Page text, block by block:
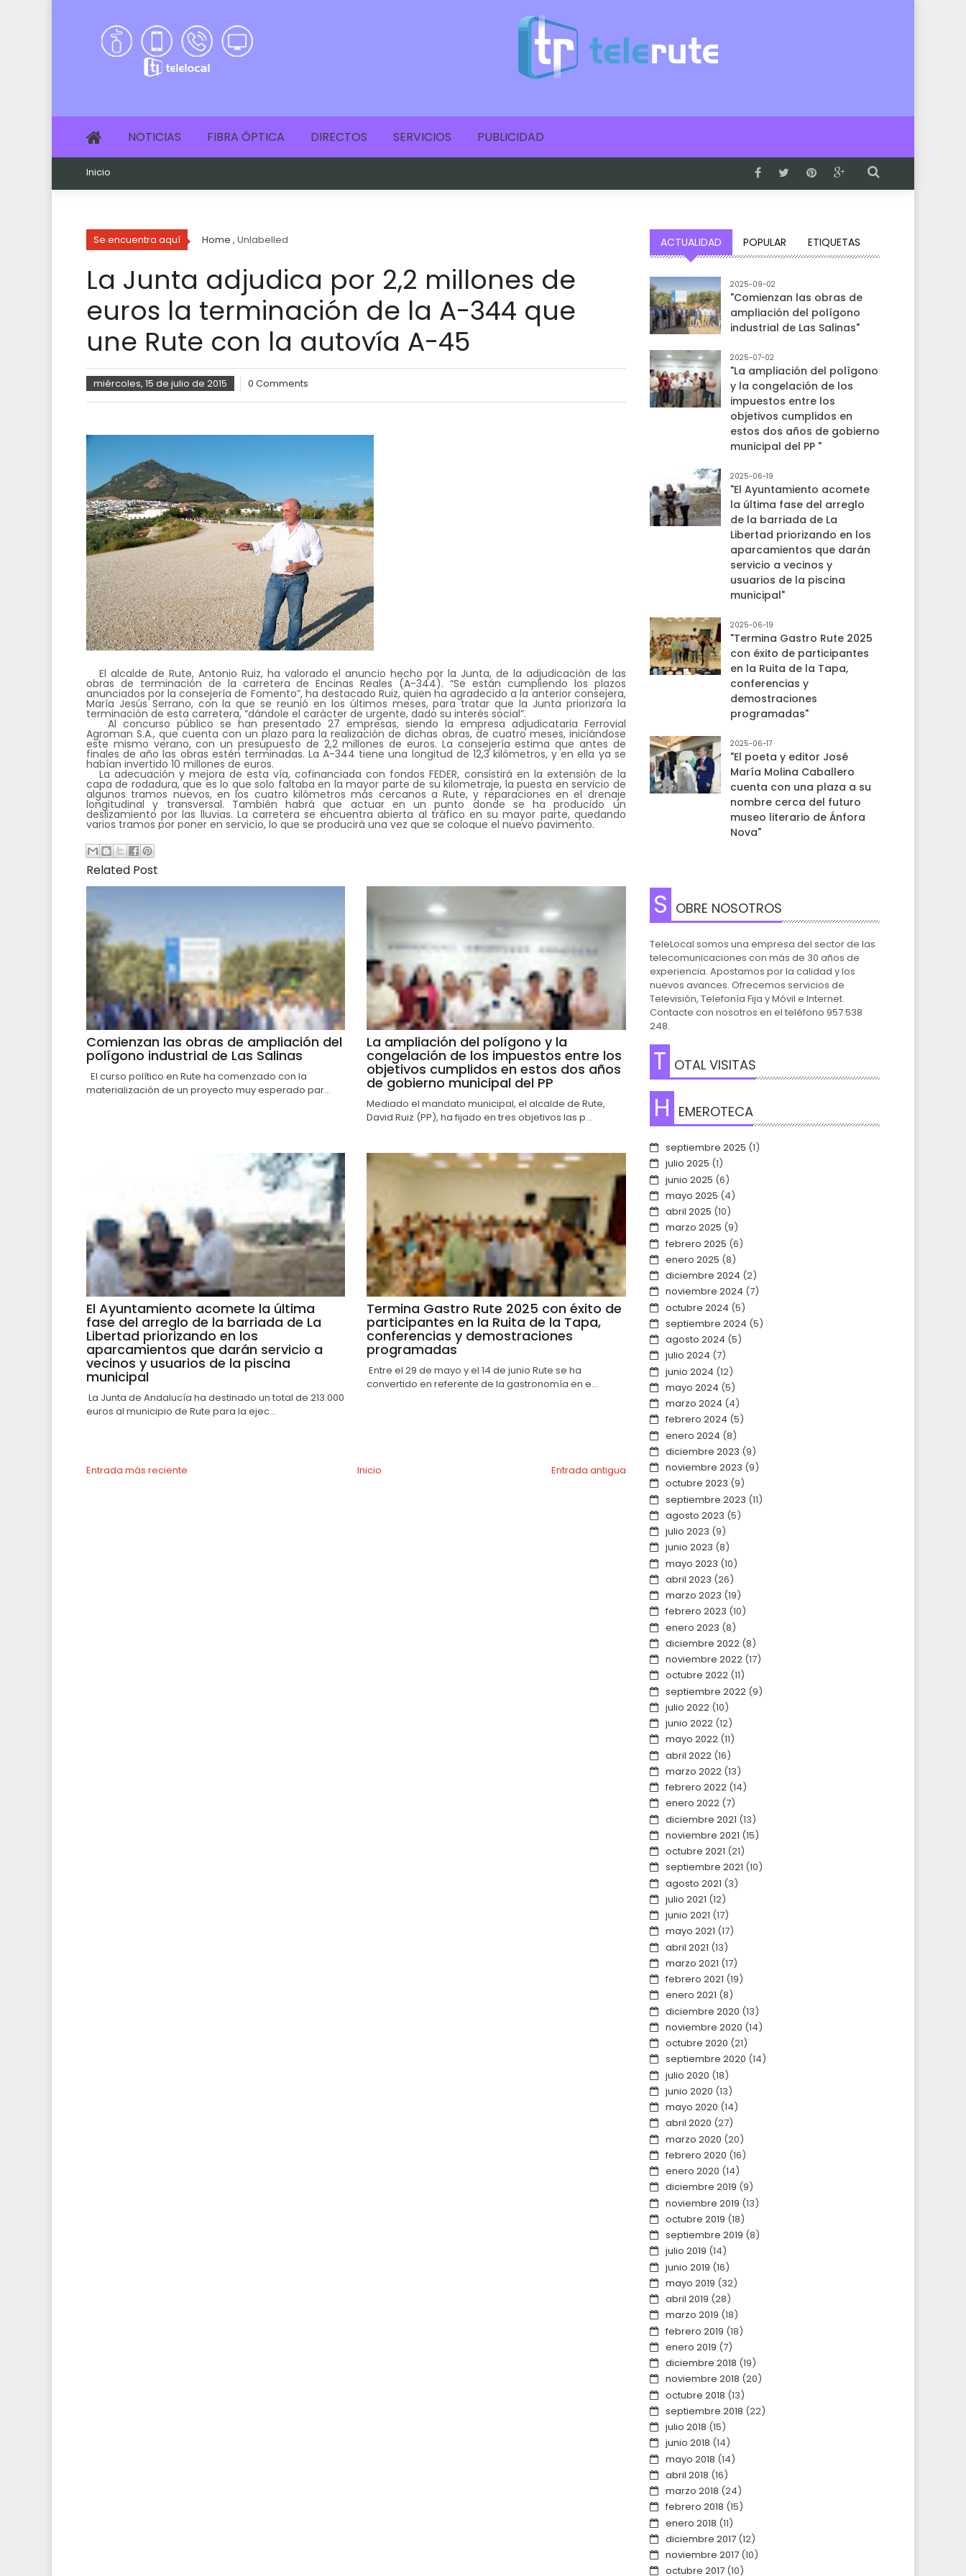
NOTICIAS FIBRA ÓPTICA DIRECTOS SERVICIOS PUBLICIDAD
Inicio
Se encuentra aquí Home , Unlabelled
La Junta adjudica por 2,2 millones de
euros la terminación de la A-344 que
une Rute con la autovía A-45
miércoles, 15 de julio de 2015 0 Comments
El alcalde de Rute, Antonio Ruiz, ha valorado el anuncio hecho por la Junta, de la adjudicación de las
obras de terminación de la carretera de Encinas Reales (A-344). “Se están cumpliendo los plazos
anunciados por la consejería de Fomento”, ha destacado Ruiz, quien ha agradecido a la anterior consejera,
María Jesús Serrano, con la que se reunió en los últimos meses, para tratar que la Junta priorizara la
terminación de esta carretera, “dándole el carácter de urgente, dado su interés social”.
Al concurso público se han presentado 27 empresas, siendo la empresa adjudicataria Ferrovial
Agroman S.A., que cuenta con un plazo para la realización de dichas obras, de cuatro meses, iniciándose
este mismo verano, con un presupuesto de 2,2 millones de euros. La consejería estima que antes de
finales de año las obras estén terminadas. La A-344 tiene una longitud de 12,3 kilómetros, y en ella ya se
habían invertido 10 millones de euros.
La adecuación y mejora de esta vía, cofinanciada con fondos FEDER, consistirá en la extensión de la
capa de rodadura, que es lo que solo faltaba en la mayor parte de su kilometraje, la puesta en servicio de
algunos tramos nuevos, en los cuatro kilómetros más cercanos a Rute, y reparaciones en el drenaje
longitudinal y transversal. También habrá que actuar en un punto donde se ha producido un
deslizamiento por las lluvias. La carretera se encuentra abierta al tráfico en su mayor parte, quedando
varios tramos por poner en servicio, lo que se producirá una vez que se coloque el nuevo pavimento.
Related Post
Comienzan las obras de ampliación del
polígono industrial de Las Salinas
El curso político en Rute ha comenzado con la
materialización de un proyecto muy esperado par...
La ampliación del polígono y la
congelación de los impuestos entre los
objetivos cumplidos en estos dos años
de gobierno municipal del PP
Mediado el mandato municipal, el alcalde de Rute,
David Ruiz (PP), ha fijado en tres objetivos las p...
El Ayuntamiento acomete la última
fase del arreglo de la barriada de La
Libertad priorizando en los
aparcamientos que darán servicio a
vecinos y usuarios de la piscina
municipal
La Junta de Andalucía ha destinado un total de 213.000
euros al municipio de Rute para la ejec...
Termina Gastro Rute 2025 con éxito de
participantes en la Ruita de la Tapa,
conferencias y demostraciones
programadas
Entre el 29 de mayo y el 14 de junio Rute se ha
convertido en referente de la gastronomía en e...
Entrada más reciente Entrada antigua
Inicio
ACTUALIDAD POPULAR ETIQUETAS
2025-09-02
"Comienzan las obras de
ampliación del polígono
industrial de Las Salinas"
2025-07-02
"La ampliación del polígono
y la congelación de los
impuestos entre los
objetivos cumplidos en
estos dos años de gobierno
municipal del PP "
2025-06-19
"El Ayuntamiento acomete
la última fase del arreglo
de la barriada de La
Libertad priorizando en los
aparcamientos que darán
servicio a vecinos y
usuarios de la piscina
municipal"
2025-06-19
"Termina Gastro Rute 2025
con éxito de participantes
en la Ruita de la Tapa,
conferencias y
demostraciones
programadas"
2025-06-17
"El poeta y editor José
María Molina Caballero
cuenta con una plaza a su
nombre cerca del futuro
museo literario de Ánfora
Nova"
S OBRE NOSOTROS
TeleLocal somos una empresa del sector de las
telecomunicaciones con más de 30 años de
experiencia. Apostamos por la calidad y los
nuevos avances. Ofrecemos servicios de
Televisión, Telefonía Fija y Móvil e Internet.
Contacte con nosotros en el teléfono 957 538
248.
T OTAL VISITAS
H EMEROTECA
septiembre 2025 (1)
julio 2025 (1)
junio 2025 (6)
mayo 2025 (4)
abril 2025 (10)
marzo 2025 (9)
febrero 2025 (6)
enero 2025 (8)
diciembre 2024 (2)
noviembre 2024 (7)
octubre 2024 (5)
septiembre 2024 (5)
agosto 2024 (5)
julio 2024 (7)
junio 2024 (12)
mayo 2024 (5)
marzo 2024 (4)
febrero 2024 (5)
enero 2024 (8)
diciembre 2023 (9)
noviembre 2023 (9)
octubre 2023 (9)
septiembre 2023 (11)
agosto 2023 (5)
julio 2023 (9)
junio 2023 (8)
mayo 2023 (10)
abril 2023 (26)
marzo 2023 (19)
febrero 2023 (10)
enero 2023 (8)
diciembre 2022(8)
noviembre 2022(17)
octubre 2022(11)
septiembre 2022(9)
julio 2022(10)
junio 2022(12)
mayo 2022(11)
abril 2022(16)
marzo 2022(13)
febrero 2022(14)
enero 2022(7)
diciembre 2021 (13)
noviembre 2021 (15)
octubre 2021 (21)
septiembre 2021 (10)
agosto 2021 (3)
julio 2021 (12)
junio 2021 (17)
mayo 2021 (17)
abril 2021 (13)
marzo 2021 (17)
febrero 2021 (19)
enero 2021 (8)
diciembre 2020 (13)
noviembre 2020 (14)
octubre 2020 (21)
septiembre 2020 (14)
julio 2020 (18)
junio 2020 (13)
mayo 2020 (14)
abril 2020 (27)
marzo 2020 (20)
febrero 2020 (16)
enero 2020 (14)
diciembre 2019 (9)
noviembre 2019 (13)
octubre 2019 (18)
septiembre 2019 (8)
julio 2019 (14)
junio 2019 (16)
mayo 2019 (32)
abril 2019 (28)
marzo 2019 (18)
febrero 2019 (18)
enero 2019 (7)
diciembre 2018 (19)
noviembre 2018 (20)
octubre 2018 (13)
septiembre 2018 (22)
julio 2018 (15)
junio 2018 (14)
mayo 2018 (14)
abril 2018 (16)
marzo 2018 (24)
febrero 2018 (15)
enero 2018 (11)
diciembre 2017(12)
noviembre 2017(10)
octubre 2017(10)